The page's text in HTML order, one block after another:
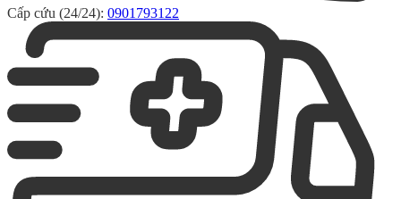
Cấp cứu (24/24): 0901793122